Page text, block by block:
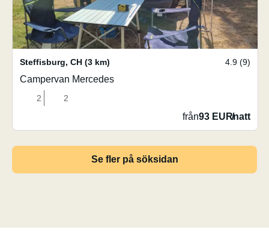
Steffisburg, CH (3 km) 4.9 (9)
Campervan Mercedes
2 2
från93 EUR/natt
Se fler på söksidan